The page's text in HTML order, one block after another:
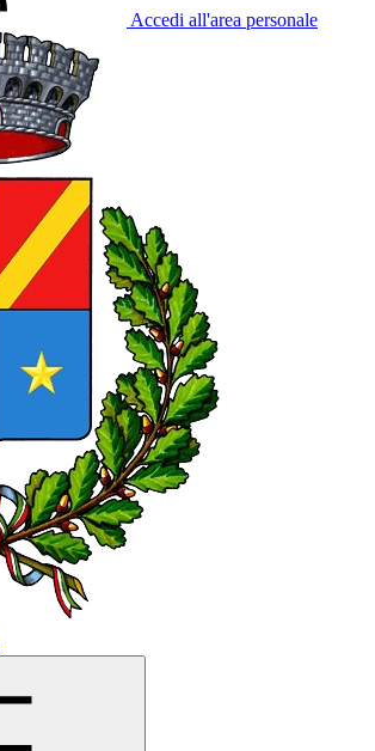
Accedi all'area personale